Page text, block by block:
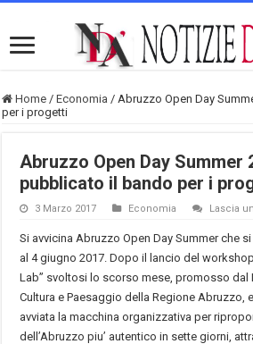
Home / Economia / Abruzzo Open Day
per i progetti
Abruzzo Open Day Summer
pubblicato il bando per i
3 Marzo 2017 Economia Lascia
Si avvicina Abruzzo Open Day Summer che
al 4 giugno 2017. Dopo il lancio del
Lab” svoltosi lo scorso mese, promosso dal
Cultura e Paesaggio della Regione Abruzzo,
avviata la macchina organizzativa per
dell’Abruzzo piu’ autentico in sette giorni,